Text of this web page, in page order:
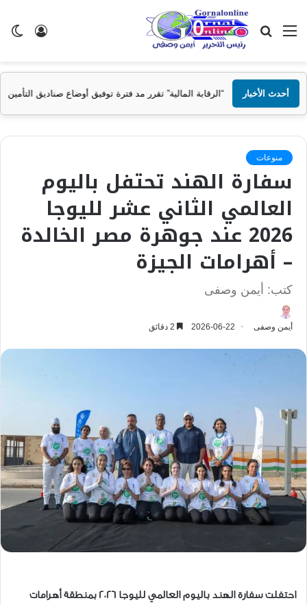
تسجيل
القائمة بحث
عن
أحدث الأخبار
“الرقابة المالية” تقرر مد فترة توفيق أوضاع صناديق التأمين الخاصة حتى 31 ديسمبر المقبل
منوعات
سفارة الهند تحتفل باليوم
العالمي الثاني عشر لليوجا
2026 عند جوهرة مصر الخالدة
– أهرامات الجيزة
كتب: أيمن وصفى
أيمن وصفى 2026-06-22
احتفلت سفارة الهند باليوم العالمي لليوجا 2026 بمنطقة أهرامات